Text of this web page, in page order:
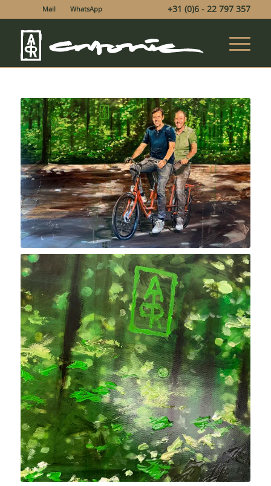
Mail WhatsApp +31 (0)6 - 22 797 357